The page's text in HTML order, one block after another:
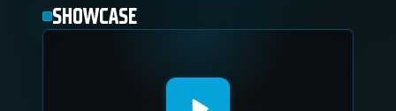
SHOWCASE